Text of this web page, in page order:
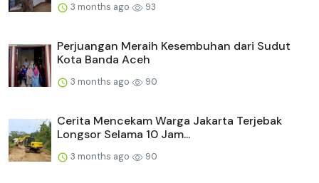
3 months ago 93
Perjuangan Meraih Kesembuhan dari Sudut
Kota Banda Aceh
3 months ago 90
Cerita Mencekam Warga Jakarta Terjebak
Longsor Selama 10 Jam...
3 months ago 90